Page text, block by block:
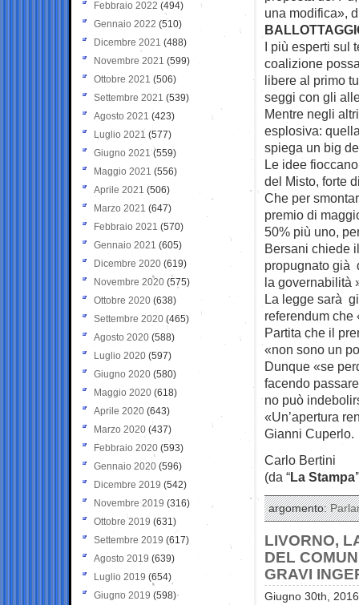
una modifica»,
I più esperti sul
coalizione
libere al primo
seggi con gli
Mentre negli
esplosiva:
spiega un big
Le idee
del Misto, forte
Che per
premio di
50% più uno,
Bersani chiede
propugnato già
la governabilità
La legge sarà
referendum che
Partita che il
«non sono un
Dunque «se
facendo
no può
«Un’apertura
Gianni Cuperlo.
Carlo Bertini
(da “La
argomento:
LIVORNO,
DEL
GRAVI
Giugno 30th,
Febbraio 2022 (494)
Gennaio 2022 (510)
Dicembre 2021 (488)
Novembre 2021 (599)
Ottobre 2021 (506)
Settembre 2021 (539)
Agosto 2021 (423)
Luglio 2021 (577)
Giugno 2021(559)
Maggio 2021 (556)
Aprile 2021 (506)
Marzo 2021 (647)
Febbraio 2021 (570)
Gennaio 2021 (605)
Dicembre 2020 (619)
Novembre 2020 (575)
Ottobre 2020 (638)
Settembre 2020(465)
Agosto 2020 (588)
Luglio 2020 (597)
Giugno 2020 (580)
Maggio 2020 (618)
Aprile 2020 (643)
Marzo 2020 (437)
Febbraio 2020 (593)
Gennaio 2020 (596)
Dicembre 2019 (542)
Novembre 2019 (316)
Ottobre 2019 (631)
Settembre 2019 (617)
Agosto 2019 (639)
Luglio 2019 (654)
Giugno 2019 (598)